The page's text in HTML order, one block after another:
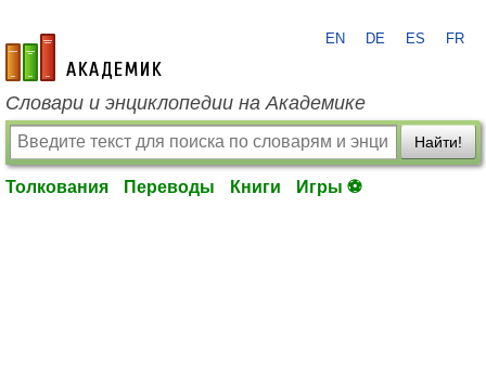
academic.ru
EN DE ES FR
Словари и энциклопедии на Академике
Найти!
Толкования Переводы Книги Игры ⚽